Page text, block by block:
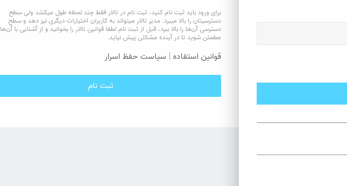
برای ورود باید ثبت نام کنید، ثبت نام در تالار فقط چند لحظه طول میکشد ولی سطح
دسترسیتان را بالا میبرد. مدیر تالار میتواند به کاربران اختیارات دیگری نیز دهد و سطح
دسترسی آن‌ها را بالا ببرد، قبل از ثبت نام لطفا قوانین تالار را بخوانید و از آشنایی با آن‌ها
مطمئن شوید تا در آینده مشکلی پیش نیاید.
قوانین استفاده | سیاست حفظ اسرار
ثبت نام